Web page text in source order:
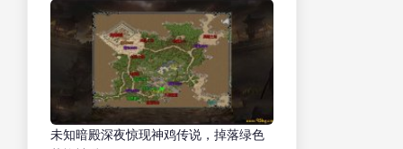
未知暗殿深夜惊现神鸡传说，掉落绿色